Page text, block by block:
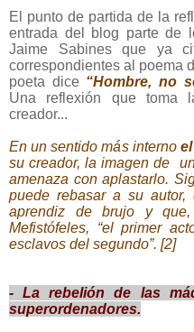
El punto de partida de la
entrada del blog parte de
Jaime Sabines que ya
correspondientes al poema
poeta dice “Hombre, no
Una reflexión que toma
creador...
En un sentido más interno
su creador, la imagen de
amenaza con aplastarlo.
puede rebasar a su
aprendiz de brujo y
Mefistófeles, “el primer
esclavos del segundo”. [2]
- La rebelión de las
superordenadores.